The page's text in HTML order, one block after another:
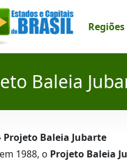
Baleia
Projeto Baleia Jubarte
1988, o Projeto Baleia